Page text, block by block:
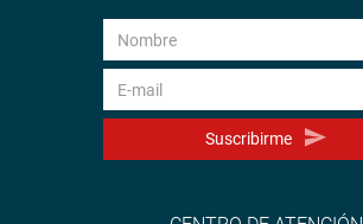
Suscribirme